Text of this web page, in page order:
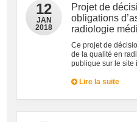
12
JAN
2018
Projet de
obligations
radiologie
Ce projet de
de la qualité en
publique sur le site
Lire la suite